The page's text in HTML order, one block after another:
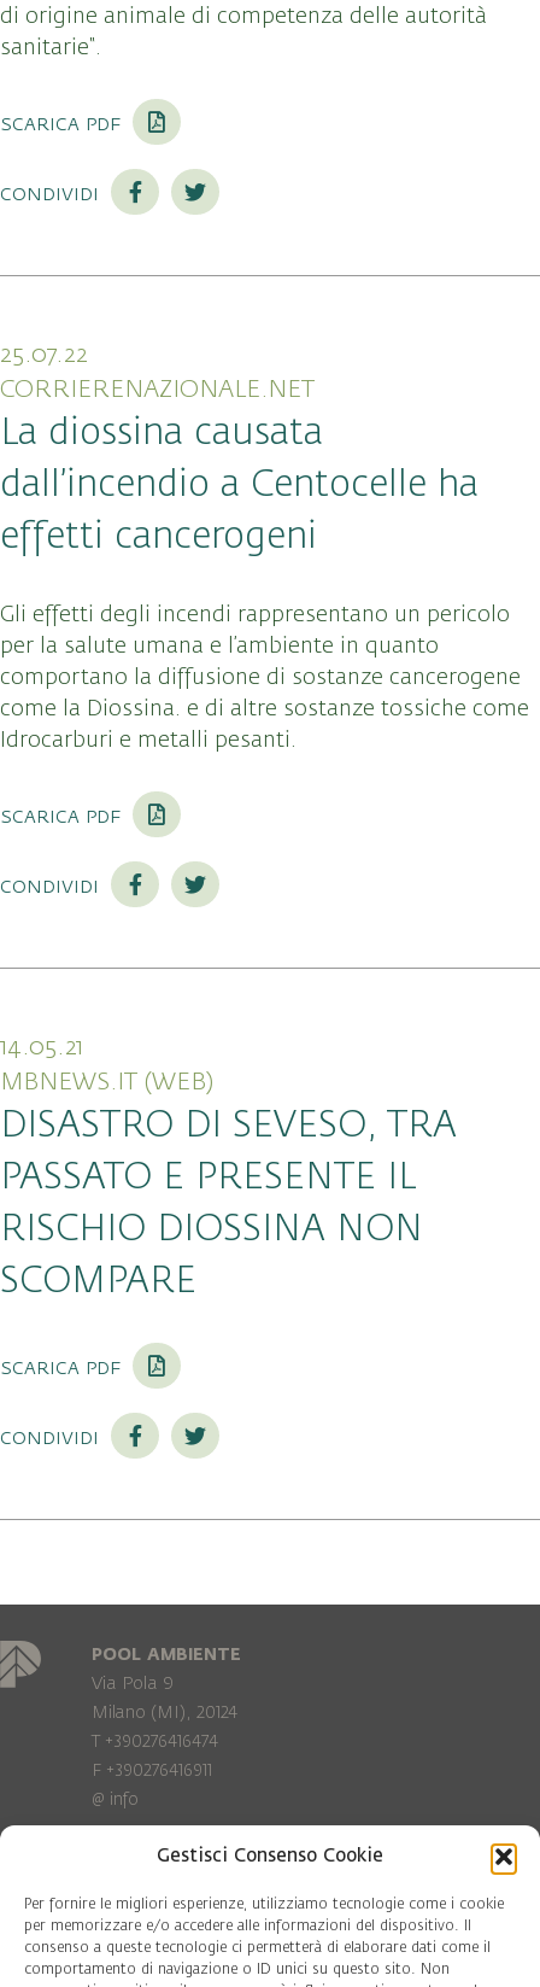
Gestisci Consenso Cookie
Per fornire le migliori esperienze, utilizziamo tecnologie come i cookie
per memorizzare e/o accedere alle informazioni del dispositivo. Il
consenso a queste tecnologie ci permetterà di elaborare dati come il
comportamento di navigazione o ID unici su questo sito. Non
di origine animale di competenza delle autorità
sanitarie“.
scarica pdf
condividi
25.07.22
CORRIERENAZIONALE.NET
La diossina causata
dall’incendio a Centocelle ha
effetti cancerogeni
Gli effetti degli incendi rappresentano un pericolo
per la salute umana e l’ambiente in quanto
comportano la diffusione di sostanze cancerogene
come la Diossina. e di altre sostanze tossiche come
Idrocarburi e metalli pesanti.
scarica pdf
condividi
14.05.21
MBNEWS.IT (WEB)
DISASTRO DI SEVESO, TRA
PASSATO E PRESENTE IL
RISCHIO DIOSSINA NON
SCOMPARE
scarica pdf
condividi
POOL AMBIENTE
Via Pola 9
Milano (MI), 20124
T +390276416474
F +390276416911
@ info
Privacy Policy
Cookie policy
COD. FISC. 97081560159
P.IVA 06375640965